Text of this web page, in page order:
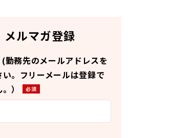
メルマガ登録
勤務先のメールアドレスを
い。フリーメールは登録で
）